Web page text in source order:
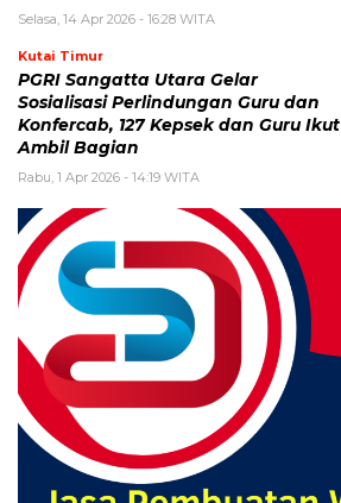
Selasa, 14 Apr 2026 - 16:28 WITA
Kutai Timur
PGRI Sangatta Utara Gelar
Sosialisasi Perlindungan Guru dan
Konfercab, 127 Kepsek dan Guru Ikut
Ambil Bagian
Rabu, 1 Apr 2026 - 14:19 WITA